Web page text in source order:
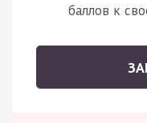
баллов к